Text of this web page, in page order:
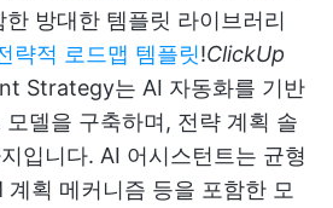
한 방대한 템플릿 라이브러리
략적 로드맵 템플릿!ClickUp
Strategy는 AI 자동화를 기반
모델을 구축하며, 전략 계획 솔
입니다. AI 어시스턴트는 균형
계획 메커니즘 등을 포함한 모